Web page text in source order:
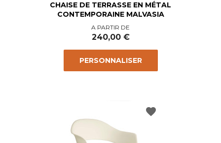
CHAISE DE TERRASSE EN MÉTAL
CONTEMPORAINE MALVASIA
Prix
A PARTIR DE
240,00 €
PERSONNALISER
favorite